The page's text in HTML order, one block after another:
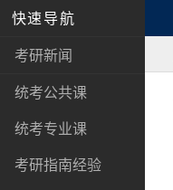
快速导航
考研新闻
统考公共课
统考专业课
考研指南经验